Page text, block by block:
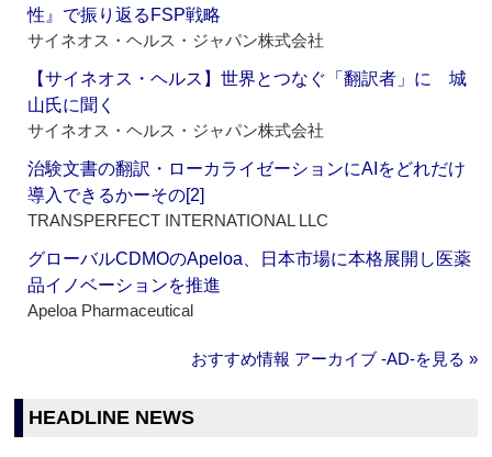
性』で振り返るFSP戦略
サイネオス・ヘルス・ジャパン株式会社
【サイネオス・ヘルス】世界とつなぐ「翻訳者」に 城
山氏に聞く
サイネオス・ヘルス・ジャパン株式会社
治験文書の翻訳・ローカライゼーションにAIをどれだけ
導入できるかーその[2]
TRANSPERFECT INTERNATIONAL LLC
グローバルCDMOのApeloa、日本市場に本格展開し医薬
品イノベーションを推進
Apeloa Pharmaceutical
おすすめ情報 アーカイブ ‐AD‐を見る »
HEADLINE NEWS